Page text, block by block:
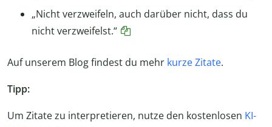
„Nicht verzweifeln, auch darüber nicht, dass du
nicht verzweifelst.“
Auf unserem Blog findest du mehr kurze Zitate.
Tipp:
Um Zitate zu interpretieren, nutze den kostenlosen KI-